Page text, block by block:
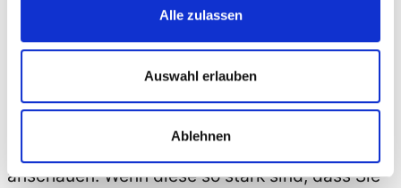
Alle zulassen
Auswahl erlauben
Ablehnen
Ziel Platz 1. Wenn Sie es erreichen unter diesem
Begriff auf Platz 1 zu kommen, hätten Sie im
Monat 1000 Webseiten-Besucher mehr!
Selbstverständlich müssen Sie, bevor Sie los
optimieren, sich die zu überholenden Webseiten
anschauen. Wenn diese so stark sind, dass Sie